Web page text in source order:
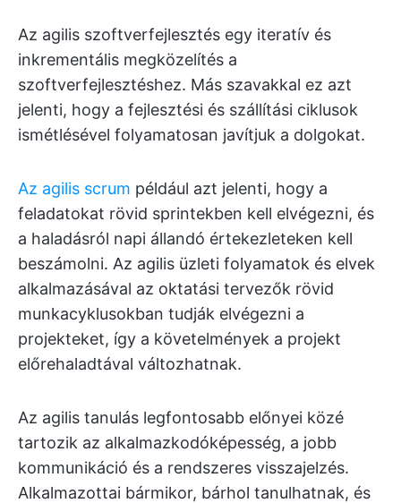
Az agilis szoftverfejlesztés egy iteratív és
inkrementális megközelítés a
szoftverfejlesztéshez. Más szavakkal ez azt
jelenti, hogy a fejlesztési és szállítási ciklusok
ismétlésével folyamatosan javítjuk a dolgokat.
Az agilis scrum például azt jelenti, hogy a
feladatokat rövid sprintekben kell elvégezni, és
a haladásról napi állandó értekezleteken kell
beszámolni. Az agilis üzleti folyamatok és elvek
alkalmazásával az oktatási tervezők rövid
munkacyklusokban tudják elvégezni a
projekteket, így a követelmények a projekt
előrehaladtával változhatnak.
Az agilis tanulás legfontosabb előnyei közé
tartozik az alkalmazkodóképesség, a jobb
kommunikáció és a rendszeres visszajelzés.
Alkalmazottai bármikor, bárhol tanulhatnak, és